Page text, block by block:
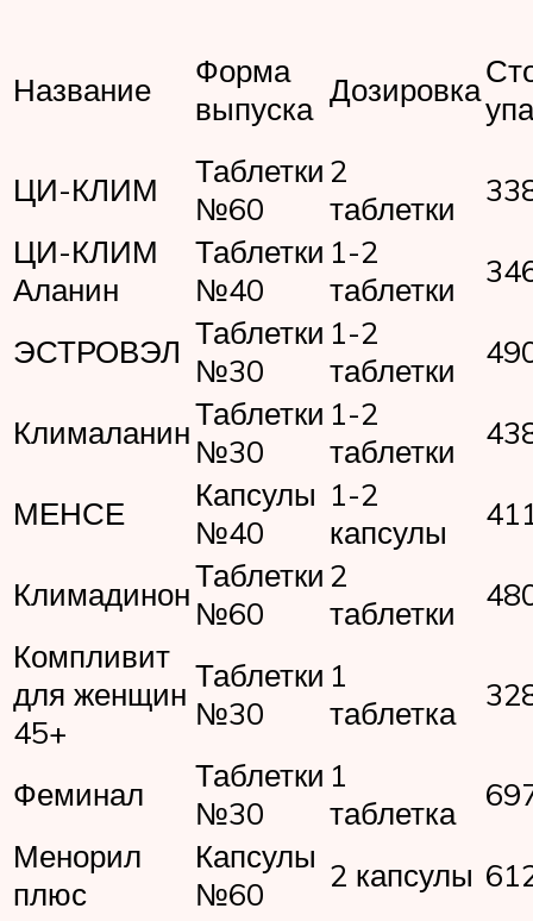
Название
Форма
выпуска Дозировка
ЦИ-КЛИМ
Таблетки
№60
2
таблетки
ЦИ-КЛИМ
Аланин
Таблетки
№40
1-2
таблетки
ЭСТРОВЭЛ Таблетки
№30
1-2
таблетки
КлималанинТаблетки
№30
1-2
таблетки
МЕНСЕ
Капсулы
№40
1-2
капсулы
КлимадинонТаблетки
№60
2
таблетки
Компливит
для женщин
45+
Таблетки
№30
1
таблетка
Феминал
Таблетки
№30
1
таблетка
Менорил
плюс
Капсулы
№60
2 капсулы